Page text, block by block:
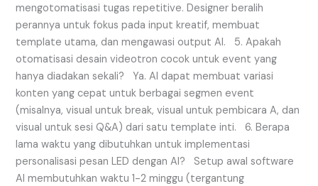
mengotomatisasi tugas repetitive. Designer beralih
perannya untuk fokus pada input kreatif, membuat
template utama, dan mengawasi output AI. 5. Apakah
otomatisasi desain videotron cocok untuk event yang
hanya diadakan sekali? Ya. AI dapat membuat variasi
konten yang cepat untuk berbagai segmen event
(misalnya, visual untuk break, visual untuk pembicara A, dan
visual untuk sesi Q&A) dari satu template inti. 6. Berapa
lama waktu yang dibutuhkan untuk implementasi
personalisasi pesan LED dengan AI? Setup awal software
AI membutuhkan waktu 1-2 minggu (tergantung